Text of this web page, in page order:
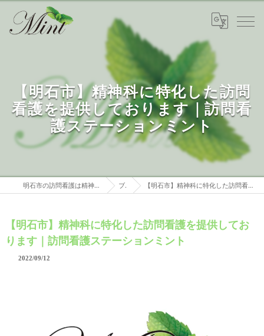
【明石市】精神科に特化した訪問
看護を提供しております｜訪問看
護ステーションミント
明石市の訪問看護は精神科特化 訪問看護ステーションミント ブログ 【明石市】精神科に特化した訪問看護を提供しております｜訪問看護ステーションミント
【明石市】精神科に特化した訪問看護を提供してお
ります｜訪問看護ステーションミント
2022/09/12